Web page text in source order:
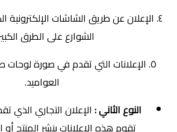
٤. الإعلان عن طريق الشاشات
الشوارع على الطرق
٥. الإعلانات التي تقدم في صورة
العواميد.
النوع الثاني : الإعلان التجاري الذي
تقوم هذه الإعلانات بنشر المنتج